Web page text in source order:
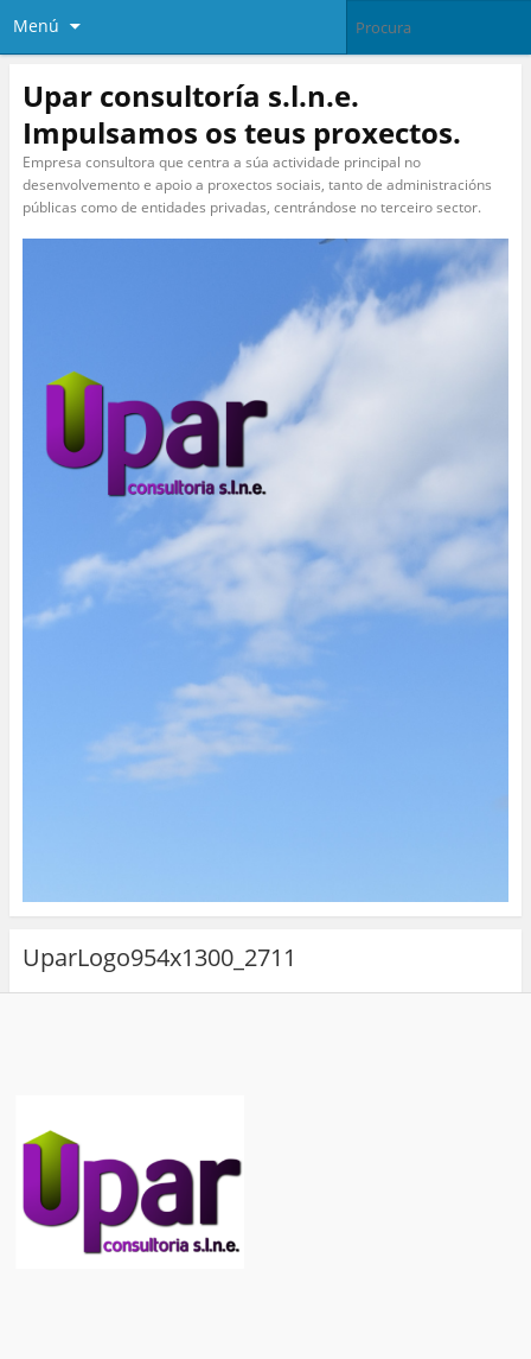
Menú
Upar consultoría s.l.n.e.
Impulsamos os teus proxectos.
Empresa consultora que centra a súa actividade principal no
desenvolvemento e apoio a proxectos sociais, tanto de administracións
públicas como de entidades privadas, centrándose no terceiro sector.
UparLogo954x1300_2711